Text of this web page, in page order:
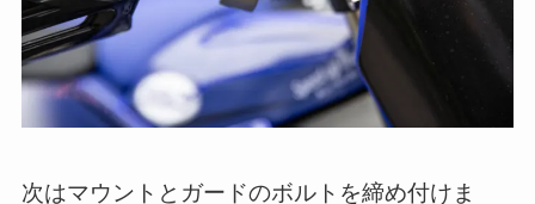
次はマウントとガードのボルトを締め付けま